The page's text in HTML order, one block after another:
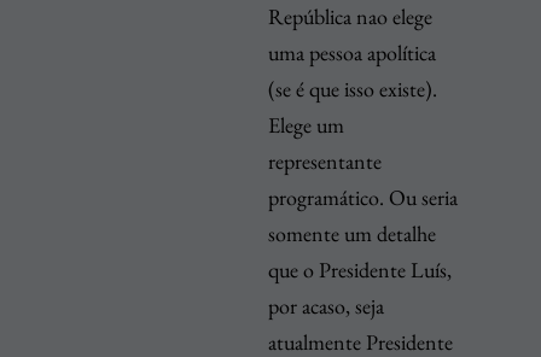
República nao elege
uma pessoa apolítica
(se é que isso existe).
Elege um
representante
programático. Ou seria
somente um detalhe
que o Presidente Luís,
por acaso, seja
atualmente Presidente